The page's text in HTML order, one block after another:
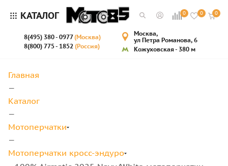
КАТАЛОГ 0 0 0
8(495) 380 - 0977(Москва)
8(800) 775 - 1852 (Россия)
Москва,
ул Петра Романова, 6
Кожуховская - 380 м
Главная
—
Каталог
—
Мотоперчатки
—
Мотоперчатки кросс-эндуро